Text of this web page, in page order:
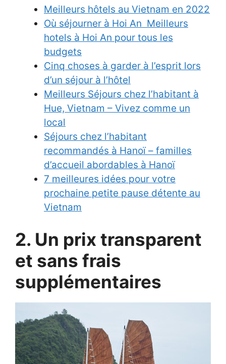
Meilleurs hôtels au Vietnam en 2022
Où séjourner à Hoi An Meilleurs
hotels à Hoi An pour tous les
budgets
Cinq choses à garder à l’esprit lors
d’un séjour à l’hôtel
Meilleurs Séjours chez l’habitant à
Hue, Vietnam – Vivez comme un
local
Séjours chez l’habitant
recommandés à Hanoï – familles
d’accueil abordables à Hanoï
7 meilleures idées pour votre
prochaine petite pause détente au
Vietnam
2. Un prix transparent
et sans frais
supplémentaires